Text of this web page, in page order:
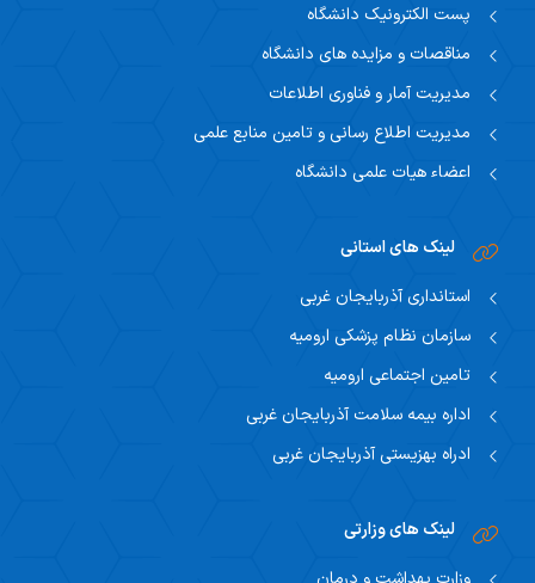
پست الکترونیک دانشگاه
مناقصات و مزایده های دانشگاه
مدیریت آمار و فناوری اطلاعات
مدیریت اطلاع رسانی و تامین منابع علمی
اعضاء هیات علمی دانشگاه
لینک های استانی
استانداری آذربایجان غربی
سازمان نظام پزشکی ارومیه
تامین اجتماعی ارومیه
اداره بیمه سلامت آذربایجان غربی
ادراه بهزیستی آذربایجان غربی
لینک های وزارتی